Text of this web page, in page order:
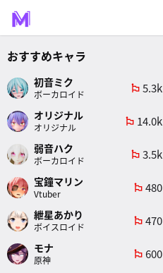
おすすめキャラ
初音ミク
ボーカロイド
emoji_flags 5.3k
オリジナル
オリジナル
emoji_flags 14.0k
弱音ハク
ボーカロイド
emoji_flags 3.5k
宝鐘マリン
Vtuber
emoji_flags 480
紲星あかり
ボイスロイド
emoji_flags 470
モナ
原神
emoji_flags 600